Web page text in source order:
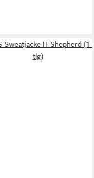
Sweatjacke H-Shepherd (1-
tlg)